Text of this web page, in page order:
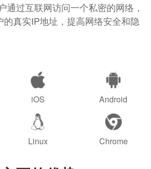
通过互联网访问一个私密的网络，
的真实IP地址，提高网络安全和隐
iOS Android
Linux Chrome